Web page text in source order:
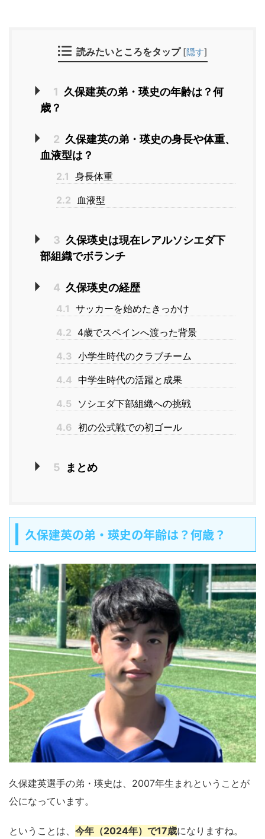
読みたいところをタップ [隠す]
1 久保建英の弟・瑛史の年齢は？何
歳？
2 久保建英の弟・瑛史の身長や体重、
血液型は？
2.1 身長体重
2.2
血液型
3 久保瑛史は現在レアルソシエダ下
部組織でボランチ
4 久保瑛史の経歴
4.1 サッカーを始めたきっかけ
4.2 4歳でスペインへ渡った背景
4.3 小学生時代のクラブチーム
4.4 中学生時代の活躍と成果
4.5
ソシエダ下部組織への挑戦
4.6 初の公式戦での初ゴール
5 まとめ
久保建英の弟・瑛史の年齢は？何歳？
久保建英選手の弟・瑛史は、2007年生まれということが
公になっています。
ということは、 今年（2024年）で17歳になりますね。